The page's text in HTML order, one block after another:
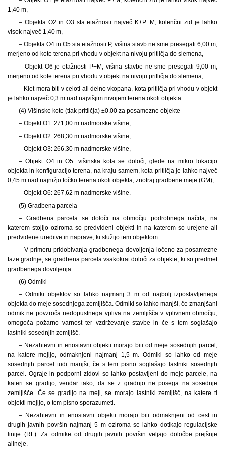
1,40 m,
– Objekta O2 in O3 sta etažnosti največ K+P+M, kolenčni zid je lahko
visok največ 1,40 m,
– Objekta O4 in O5 sta etažnosti P, višina stavb ne sme presegati 6,00 m,
merjeno od kote terena pri vhodu v objekt na nivoju pritličja do slemena,
– Objekt O6 je etažnosti P+M, višina stavbe ne sme presegati 9,00 m,
merjeno od kote terena pri vhodu v objekt na nivoju pritličja do slemena,
– Klet mora biti v celoti ali delno vkopana, kota pritličja pri vhodu v objekt
je lahko največ 0,3 m nad najvišjim nivojem terena okoli objekta.
(4) Višinske kote (tlak pritličja) ±0.00 za posamezne objekte
– Objekt O1: 271,00 m nadmorske višine,
– Objekt O2: 268,30 m nadmorske višine,
– Objekt O3: 266,30 m nadmorske višine,
– Objekt O4 in O5: višinska kota se določi, glede na mikro lokacijo
objekta in konfiguracijo terena, na kraju samem, kota pritličja je lahko največ
0,45 m nad najnižjo točko terena okoli objekta, znotraj gradbene meje (GM),
– Objekt O6: 267,62 m nadmorske višine.
(5) Gradbena parcela
– Gradbena parcela se določi na območju podrobnega načrta, na
katerem stojijo oziroma so predvideni objekti in na katerem so urejene ali
predvidene ureditve in naprave, ki služijo tem objektom.
– V primeru pridobivanja gradbenega dovoljenja ločeno za posamezne
faze gradnje, se gradbena parcela vsakokrat določi za objekte, ki so predmet
gradbenega dovoljenja.
(6) Odmiki
– Odmiki objektov so lahko najmanj 3 m od najbolj izpostavljenega
objekta do meje sosednjega zemljišča. Odmiki so lahko manjši, če zmanjšani
odmik ne povzroča nedopustnega vpliva na zemljišča v vplivnem območju,
omogoča požarno varnost ter vzdrževanje stavbe in če s tem soglašajo
lastniki sosednjih zemljišč.
– Nezahtevni in enostavni objekti morajo biti od meje sosednjih parcel,
na katere mejijo, odmaknjeni najmanj 1,5 m. Odmiki so lahko od meje
sosednjih parcel tudi manjši, če s tem pisno soglašajo lastniki sosednjih
parcel. Ograje in podporni zidovi so lahko postavljeni do meje parcele, na
kateri se gradijo, vendar tako, da se z gradnjo ne posega na sosednje
zemljišče. Če se gradijo na meji, se morajo lastniki zemljišč, na katere ti
objekti mejijo, o tem pisno sporazumeti.
– Nezahtevni in enostavni objekti morajo biti odmaknjeni od cest in
drugih javnih površin najmanj 5 m oziroma se lahko dotikajo regulacijske
linije (RL). Za odmike od drugih javnih površin veljajo določbe prejšnje
alineje.